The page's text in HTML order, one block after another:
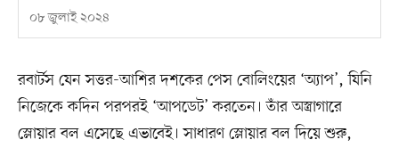
০৮ জুলাই ২০২৪
রবার্টস যেন সত্তর-আশির দশকের পেস বোলিংয়ের ‘অ্যাপ’, যিনি
নিজেকে কদিন পরপরই ‘আপডেট’ করতেন। তাঁর অস্ত্রাগারে
স্লোয়ার বল এসেছে এভাবেই। সাধারণ স্লোয়ার বল দিয়ে শুরু,